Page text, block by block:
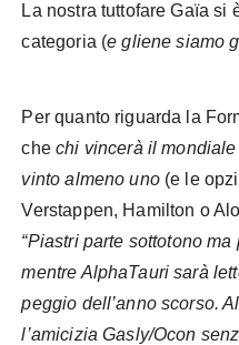
La nostra tuttofare Gaïa si
categoria (e gliene siamo
Per quanto riguarda la
chechi vincerà il
vinto almeno uno (e le
Verstappen, Hamilton o
“Piastri parte sottotono
mentre AlphaTauri sarà
peggio dell’anno scorso.
l’amicizia Gasly/Ocon